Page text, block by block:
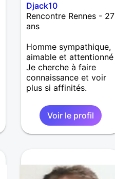
Djack10
Rencontre Rennes - 27
ans
Homme sympathique,
aimable et attentionné
Je cherche à faire
connaissance et voir
plus si affinités.
Voir le profil